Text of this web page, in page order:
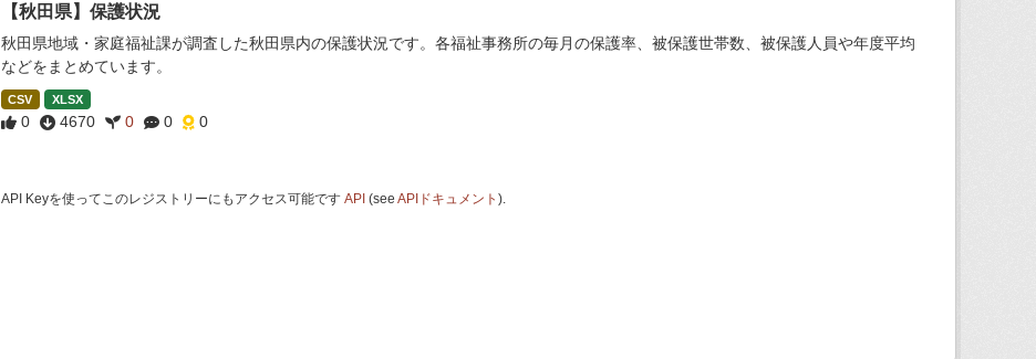
【秋田県】保護状況
秋田県地域・家庭福祉課が調査した秋田県内の保護状況です。各福祉事務所の毎月の保護率、被保護世帯数、被保護人員や年度平均
などをまとめています。
CSV XLSX
0 4670 0 0 0
API Keyを使ってこのレジストリーにもアクセス可能です API (see APIドキュメント ).